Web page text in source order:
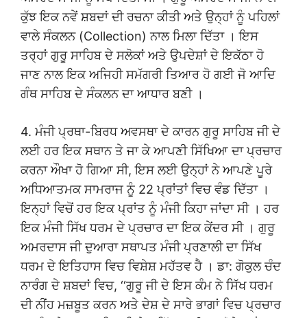
ਕੁੱਝ ਇਕ ਨਵੇਂ ਸ਼ਬਦਾਂ ਦੀ ਰਚਨਾ ਕੀਤੀ ਅਤੇ ਉਨ੍ਹਾਂ ਨੂੰ ਪਹਿਲਾਂ
ਵਾਲੇ ਸੰਕਲਨ (Collection) ਨਾਲ ਮਿਲਾ ਦਿੱਤਾ । ਇਸ
ਤਰ੍ਹਾਂ ਗੁਰੂ ਸਾਹਿਬ ਦੇ ਸਲੋਕਾਂ ਅਤੇ ਉਪਦੇਸ਼ਾਂ ਦੇ ਇਕੱਠਾ ਹੋ
ਜਾਣ ਨਾਲ ਇਕ ਅਜਿਹੀ ਸਮੱਗਰੀ ਤਿਆਰ ਹੋ ਗਈ ਜੋ ਆਦਿ
ਗੰਥ ਸਾਹਿਬ ਦੇ ਸੰਕਲਨ ਦਾ ਆਧਾਰ ਬਣੀ ।
4. ਮੰਜੀ ਪ੍ਰਥਾ-ਬਿਰਧ ਅਵਸਥਾ ਦੇ ਕਾਰਨ ਗੁਰੂ ਸਾਹਿਬ ਜੀ ਦੇ
ਲਈ ਹਰ ਇਕ ਸਥਾਨ ਤੇ ਜਾ ਕੇ ਆਪਣੀ ਸਿੱਖਿਆ ਦਾ ਪ੍ਰਚਾਰ
ਕਰਨਾ ਔਖਾ ਹੋ ਗਿਆ ਸੀ, ਇਸ ਲਈ ਉਨ੍ਹਾਂ ਨੇ ਆਪਣੇ ਪੂਰੇ
ਅਧਿਆਤਮਕ ਸਾਮਰਾਜ ਨੂੰ 22 ਪ੍ਰਾਂਤਾਂ ਵਿਚ ਵੰਡ ਦਿੱਤਾ ।
ਇਨ੍ਹਾਂ ਵਿਚੋਂ ਹਰ ਇਕ ਪ੍ਰਾਂਤ ਨੂੰ ਮੰਜੀ ਕਿਹਾ ਜਾਂਦਾ ਸੀ । ਹਰ
ਇਕ ਮੰਜੀ ਸਿੱਖ ਧਰਮ ਦੇ ਪ੍ਰਚਾਰ ਦਾ ਇਕ ਕੇਂਦਰ ਸੀ । ਗੁਰੂ
ਅਮਰਦਾਸ ਜੀ ਦੁਆਰਾ ਸਥਾਪਤ ਮੰਜੀ ਪ੍ਰਣਾਲੀ ਦਾ ਸਿੱਖ
ਧਰਮ ਦੇ ਇਤਿਹਾਸ ਵਿਚ ਵਿਸ਼ੇਸ਼ ਮਹੱਤਵ ਹੈ । ਡਾ: ਗੋਕੁਲ ਚੰਦ
ਨਾਰੰਗ ਦੇ ਸ਼ਬਦਾਂ ਵਿਚ, ‘‘ਗੁਰੂ ਜੀ ਦੇ ਇਸ ਕੰਮ ਨੇ ਸਿੱਖ ਧਰਮ
ਦੀ ਨੀਂਹ ਮਜ਼ਬੂਤ ਕਰਨ ਅਤੇ ਦੇਸ਼ ਦੇ ਸਾਰੇ ਭਾਗਾਂ ਵਿਚ ਪ੍ਰਚਾਰ